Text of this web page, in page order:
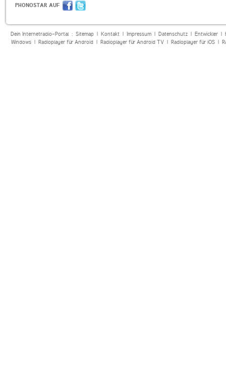
PHONOSTAR AUF
Dein Internetradio-Portal : Sitemap| Kontakt| Impressum| Datenschutz| Entwickler|
Windows| Radioplayer für Android| Radioplayer für Android TV| Radioplayer für iOS|